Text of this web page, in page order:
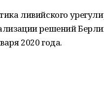
ливийского
решений
2020 года.